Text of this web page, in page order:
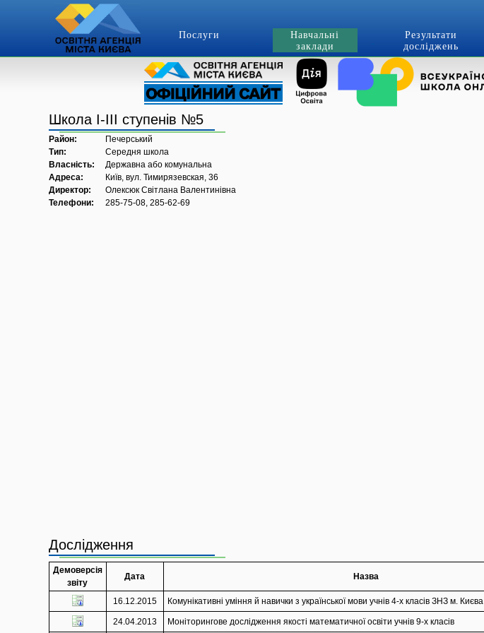
Послуги
Навчальні
заклади
Результати
досліджень
Школа І-ІІІ ступенів №5
Район:
Печерський
Тип:
Середня школа
Власність:
Державна або комунальна
Адреса:
Київ, вул. Тимирязевская, 36
Директор:
Олексюк Світлана Валентинівна
Телефони:
285-75-08, 285-62-69
Дослідження
Демоверсія
звіту
Дата Назва
16.12.2015 Комунікативні уміння й навички з української мови учнів 4-х класів ЗНЗ м. Києва
24.04.2013 Моніторингове дослідження якості математичної освіти учнів 9-х класів